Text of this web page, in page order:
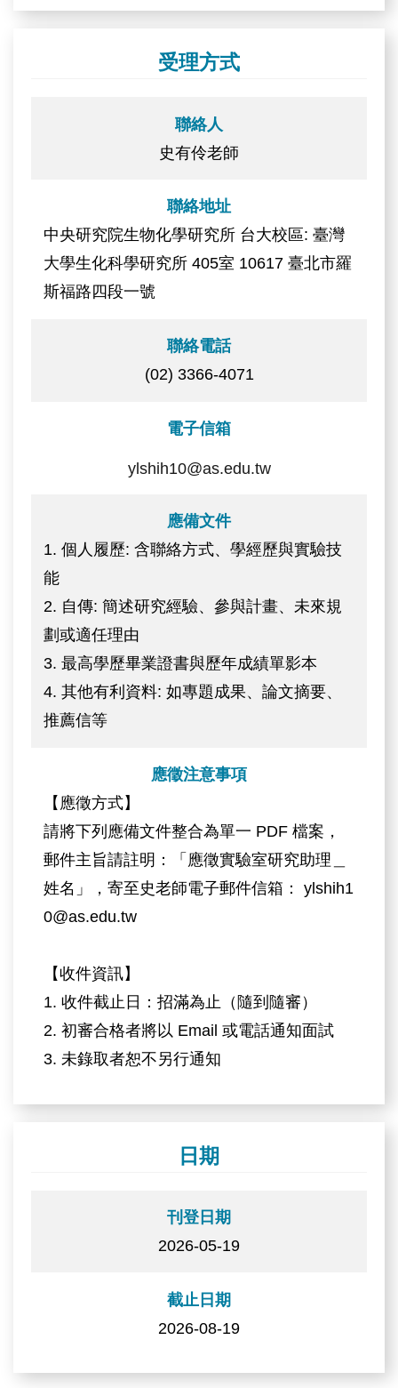
受理方式
聯絡人
史有伶老師
聯絡地址
中央研究院生物化學研究所 台大校區: 臺灣
大學生化科學研究所 405室 10617 臺北市羅
斯福路四段一號
聯絡電話
(02) 3366-4071
電子信箱
ylshih10@as.edu.tw
應備文件
1. 個人履歷: 含聯絡方式、學經歷與實驗技
能
2. 自傳: 簡述研究經驗、參與計畫、未來規
劃或適任理由
3. 最高學歷畢業證書與歷年成績單影本
4. 其他有利資料: 如專題成果、論文摘要、
推薦信等
應徵注意事項
【應徵方式】
請將下列應備文件整合為單一 PDF 檔案，
郵件主旨請註明：「應徵實驗室研究助理＿
姓名」，寄至史老師電子郵件信箱： ylshih1
0@as.edu.tw
【收件資訊】
1. 收件截止日：招滿為止（隨到隨審）
2. 初審合格者將以 Email 或電話通知面試
3. 未錄取者恕不另行通知
日期
刊登日期
2026-05-19
截止日期
2026-08-19